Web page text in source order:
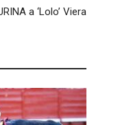
a ‘Lolo’ Viera